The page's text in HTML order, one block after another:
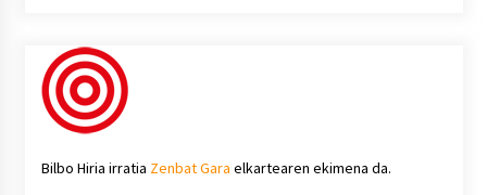
Bilbo Hiria irratia Zenbat Gara elkartearen ekimena da.